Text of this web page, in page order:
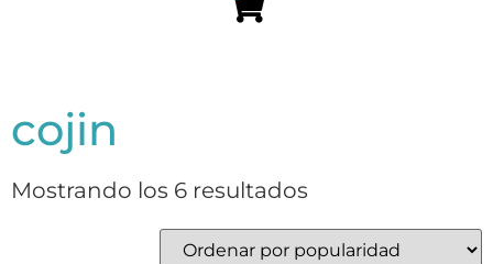
cojin
Mostrando los 6 resultados